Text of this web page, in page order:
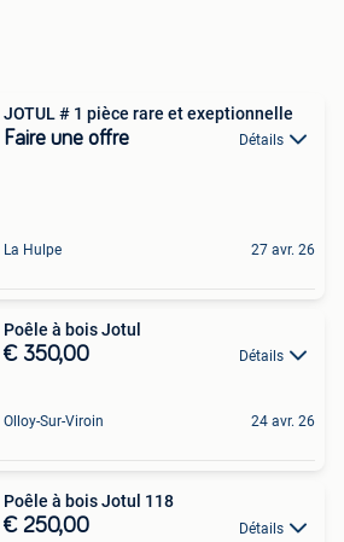
JOTUL # 1 pièce rare et exeptionnelle
Faire une offre Détails
La Hulpe 27 avr. 26
Poêle à bois Jotul
€ 350,00 Détails
Olloy-Sur-Viroin 24 avr. 26
Poêle à bois Jotul 118
€ 250,00 Détails